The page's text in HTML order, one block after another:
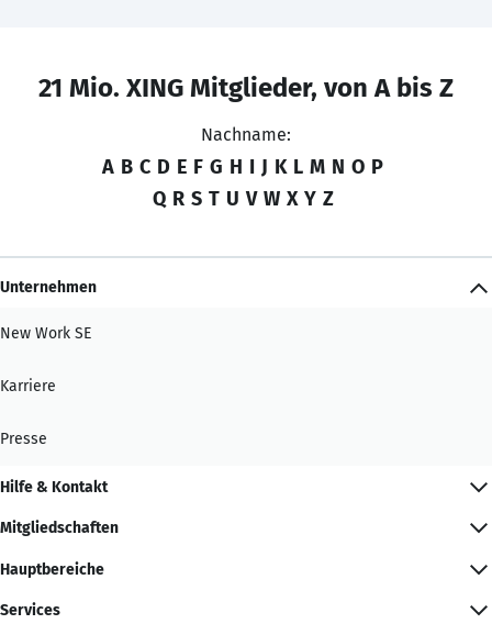
21 Mio. XING Mitglieder, von A bis Z
Nachname:
A B C D E F G H I J K L M N O P
Q R S T U V W X Y Z
Unternehmen
New Work SE
Karriere
Presse
Hilfe & Kontakt
Mitgliedschaften
Hauptbereiche
Services